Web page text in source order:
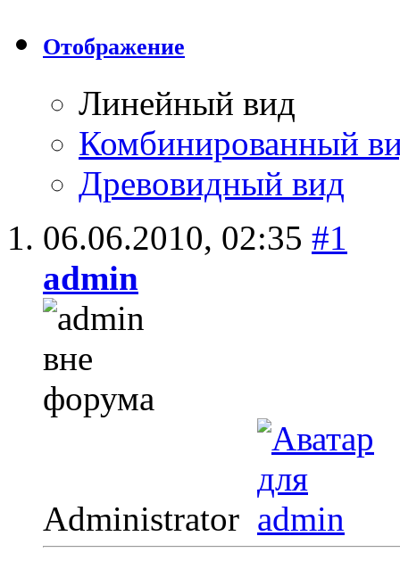
Отображение
Линейный вид
Комбинированный
Древовидный вид
06.06.2010, 02:35 #1
admin
Administrator